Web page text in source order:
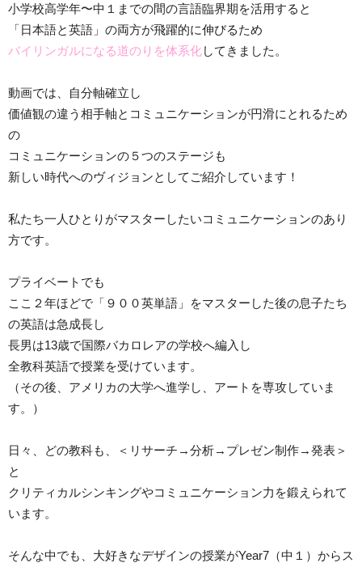
小学校高学年〜中１までの間の言語臨界期を活用すると
「日本語と英語」の両方が飛躍的に伸びるため
バイリンガルになる道のりを体系化してきました。
動画では、自分軸確立し
価値観の違う相手軸とコミュニケーションが円滑にとれるため
の
コミュニケーションの５つのステージも
新しい時代へのヴィジョンとしてご紹介しています！
私たち一人ひとりがマスターしたいコミュニケーションのあり
方です。
プライベートでも
ここ２年ほどで「９００英単語」をマスターした後の息子たち
の英語は急成長し
長男は13歳で国際バカロレアの学校へ編入し
全教科英語で授業を受けています。
（その後、アメリカの大学へ進学し、アートを専攻していま
す。）
日々、どの教科も、＜リサーチ→分析→プレゼン制作→発表＞
と
クリティカルシンキングやコミュニケーション力を鍛えられて
います。
そんな中でも、大好きなデザインの授業がYear7（中１）からス